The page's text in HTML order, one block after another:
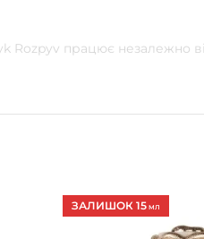
Rozpyv працює незалежно
ЗАЛИШОК 15МЛ